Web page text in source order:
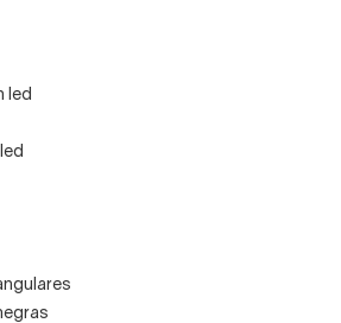
de ducha frontales de diversas
usan el diseño de pomo cube 20 de
de ambos laterales.
anexa a la ducha muy útil y
led